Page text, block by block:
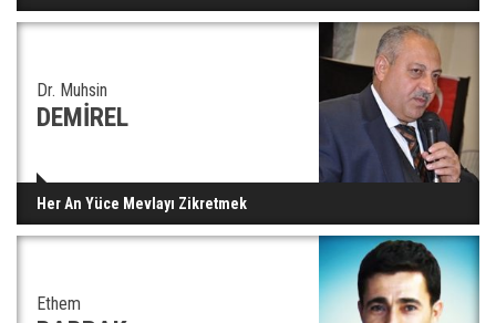
Dr. Muhsin
DEMİREL
Her An Yüce Mevlayı Zikretmek
Ethem